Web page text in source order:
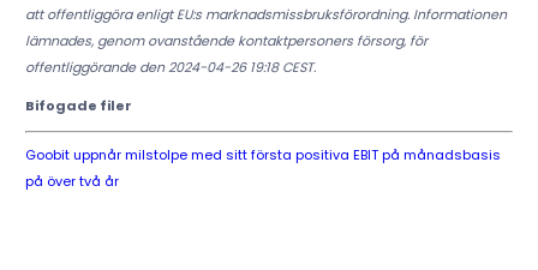
att offentliggöra enligt EU:s marknadsmissbruksförordning. Informationen
lämnades, genom ovanstående kontaktpersoners försorg, för
offentliggörande den 2024-04-26 19:18 CEST.
Bifogade filer
Goobit uppnår milstolpe med sitt första positiva EBIT på månadsbasis
på över två år